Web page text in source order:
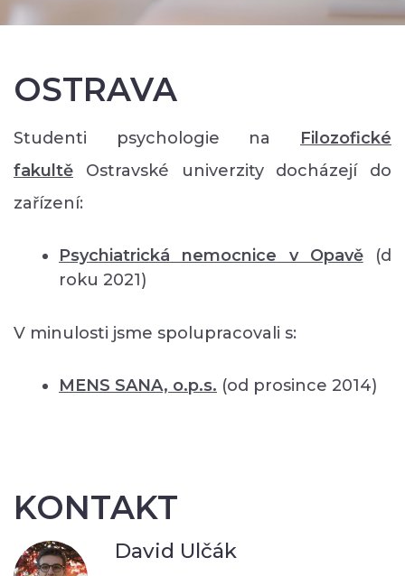
OSTRAVA
Studenti psychologie na Filozofické
fakultě Ostravské univerzity docházejí do
zařízení:
Psychiatrická nemocnice v Opavě(d
roku 2021)
V minulosti jsme spolupracovali s:
MENS SANA, o.p.s. (od prosince 2014)
KONTAKT
David Ulčák